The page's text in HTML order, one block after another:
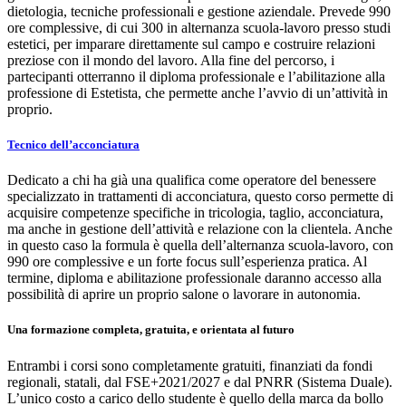
dietologia, tecniche professionali e gestione aziendale. Prevede 990
ore complessive, di cui 300 in alternanza scuola-lavoro presso studi
estetici, per imparare direttamente sul campo e costruire relazioni
preziose con il mondo del lavoro. Alla fine del percorso, i
partecipanti otterranno il diploma professionale e l’abilitazione alla
professione di Estetista, che permette anche l’avvio di un’attività in
proprio.
Tecnico dell’acconciatura
Dedicato a chi ha già una qualifica come operatore del benessere
specializzato in trattamenti di acconciatura, questo corso permette di
acquisire competenze specifiche in tricologia, taglio, acconciatura,
ma anche in gestione dell’attività e relazione con la clientela. Anche
in questo caso la formula è quella dell’alternanza scuola-lavoro, con
990 ore complessive e un forte focus sull’esperienza pratica. Al
termine, diploma e abilitazione professionale daranno accesso alla
possibilità di aprire un proprio salone o lavorare in autonomia.
Una formazione completa, gratuita, e orientata al futuro
Entrambi i corsi sono completamente gratuiti, finanziati da fondi
regionali, statali, dal FSE+2021/2027 e dal PNRR (Sistema Duale).
L’unico costo a carico dello studente è quello della marca da bollo